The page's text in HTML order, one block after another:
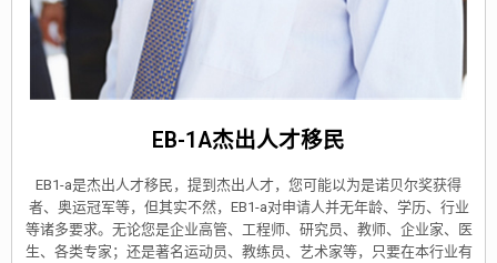
EB-1A杰出人才移民
EB1-a是杰出人才移民，提到杰出人才，您可能以为是诺贝尔奖获得
者、奥运冠军等，但其实不然，EB1-a对申请人并无年龄、学历、行业
等诸多要求。无论您是企业高管、工程师、研究员、教师、企业家、医
生、各类专家；还是著名运动员、教练员、艺术家等，只要在本行业有